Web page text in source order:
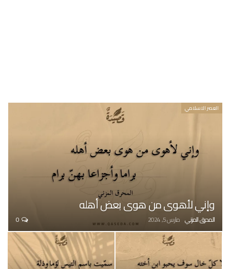
العصر الاسلامي
وإني لأهوى من هوى بعض أهله
المحرق المزني مارس 5, 2024